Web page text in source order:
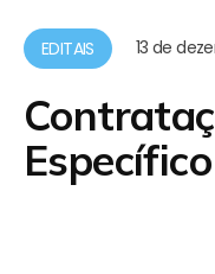
EDITAIS 13 de